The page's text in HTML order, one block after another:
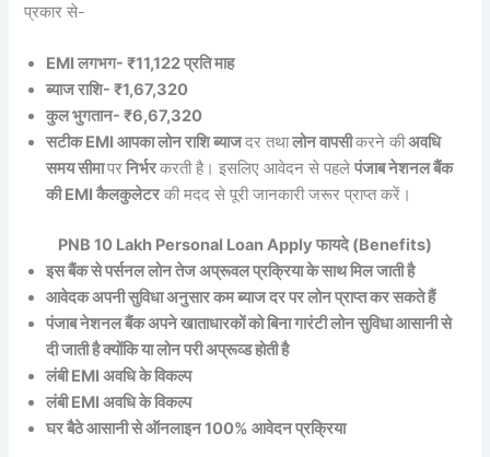
प्रकार से-
EMI लगभग- ₹11,122 प्रति माह
ब्याज राशि- ₹1,67,320
कुल भुगतान- ₹6,67,320
सटीक EMI आपका लोन राशि ब्याजदर तथालोन वापसीकरने कीअवधि
समय सीमापरनिर्भरकरती है। इसलिए आवेदन से पहलेपंजाब नेशनल बैंक
की EMI कैलकुलेटरकी मदद से पूरी जानकारी जरूर प्राप्त करें।
PNB 10 Lakh Personal Loan Apply फायदे (Benefits)
इस बैंक से पर्सनल लोन तेज अप्रूवल प्रक्रिया के साथ मिल जाती है
आवेदक अपनी सुविधा अनुसार कम ब्याज दर पर लोन प्राप्त कर सकते हैं
पंजाब नेशनल बैंक अपने खाताधारकों को बिना गारंटी लोन सुविधा आसानी से
दी जाती है क्योंकि या लोन परी अप्रूव्ड होती है
लंबी EMI अवधि के विकल्प
लंबी EMI अवधि के विकल्प
घर बैठे आसानी से ऑनलाइन 100% आवेदन प्रक्रिया